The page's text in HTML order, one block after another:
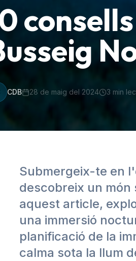
CDB 28 de maig del 2024 3 min
Submergeix-te en
descobreix un món
aquest article,
una immersió
planificació de la
calma sota la llum